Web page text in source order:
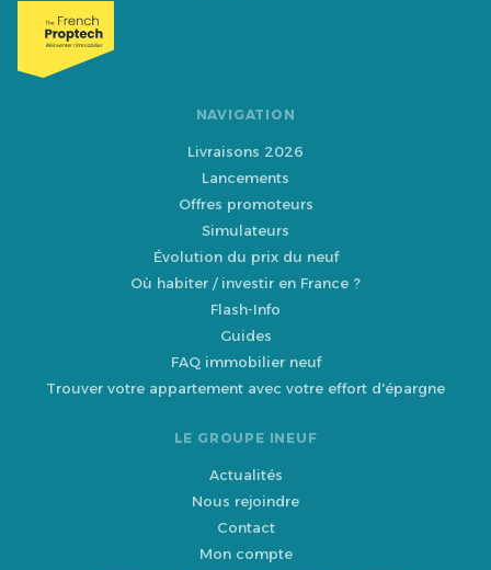
NAVIGATION
Livraisons 2026
Lancements
Offres promoteurs
Simulateurs
Évolution du prix du neuf
Où habiter / investir en France ?
Flash-Info
Guides
FAQ immobilier neuf
Trouver votre appartement avec votre effort d'épargne
LE GROUPE INEUF
Actualités
Nous rejoindre
Contact
Mon compte